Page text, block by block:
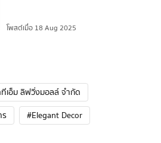
โพสต์เมื่อ 18 Aug 2025
เอ็ม ลิฟวิ่งมอลล์ จำกัด
ร #Elegant Decor